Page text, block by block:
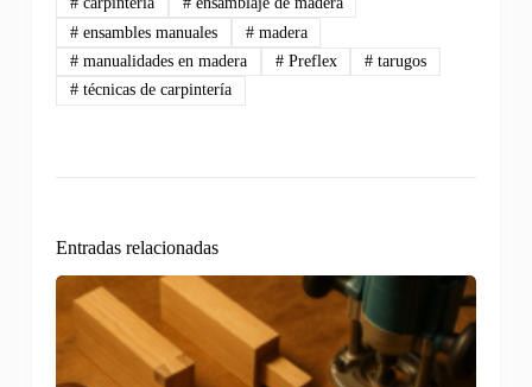
#ensambles manuales #madera
#manualidades en madera #Preflex # tarugos
#técnicas de carpintería
Entradas relacionadas